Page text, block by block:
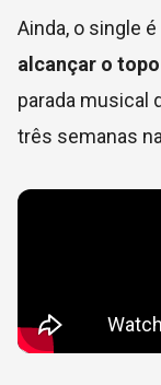
Ainda, o single é
alcançar o
parada musical
três semanas